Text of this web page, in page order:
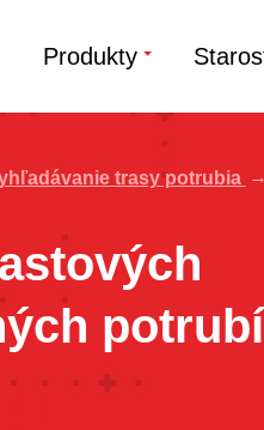
Produkty
trasy potrubia